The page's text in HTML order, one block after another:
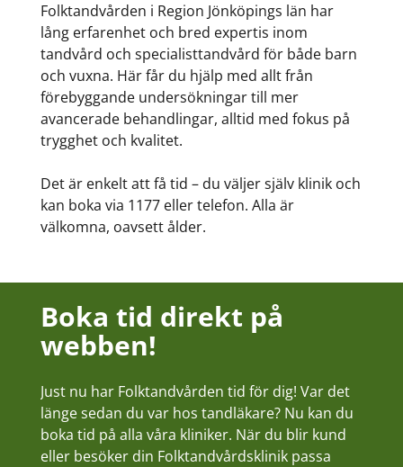
Folktandvården i Region Jönköpings län har
lång erfarenhet och bred expertis inom
tandvård och specialisttandvård för både barn
och vuxna. Här får du hjälp med allt från
förebyggande undersökningar till mer
avancerade behandlingar, alltid med fokus på
trygghet och kvalitet.
Det är enkelt att få tid – du väljer själv klinik och
kan boka via 1177 eller telefon. Alla är
välkomna, oavsett ålder.
Boka tid direkt på
webben!
Just nu har Folktandvården tid för dig! Var det
länge sedan du var hos tandläkare? Nu kan du
boka tid på alla våra kliniker. När du blir kund
eller besöker din Folktandvårdsklinik passa